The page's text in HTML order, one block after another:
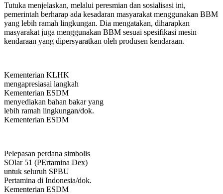
Tutuka menjelaskan, melalui peresmian dan sosialisasi ini,
pemerintah berharap ada kesadaran masyarakat menggunakan BBM
yang lebih ramah lingkungan. Dia mengatakan, diharapkan
masyarakat juga menggunakan BBM sesuai spesifikasi mesin
kendaraan yang dipersyaratkan oleh produsen kendaraan.
Kementerian KLHK
mengapresiasai langkah
Kementerian ESDM
menyediakan bahan bakar yang
lebih ramah lingkungan/dok.
Kementerian ESDM
Pelepasan perdana simbolis
SOlar 51 (PErtamina Dex)
untuk seluruh SPBU
Pertamina di Indonesia/dok.
Kementerian ESDM